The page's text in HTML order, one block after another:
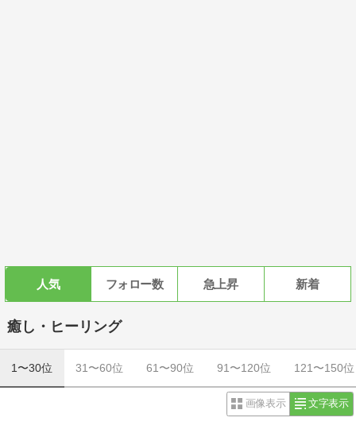
人気 フォロー数 急上昇 新着
癒し・ヒーリング
1〜30位 31〜60位 61〜90位 91〜120位 121〜150位
画像表示 文字表示